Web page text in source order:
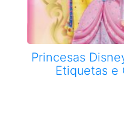
Princesas
Etiquetas e